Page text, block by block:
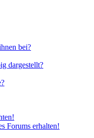
bei?
dargestellt?
Forums erhalten!